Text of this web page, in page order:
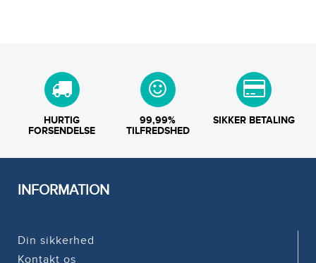
HURTIG
FORSENDELSE
99,99%
TILFREDSHED
SIKKER BETALING
INFORMATION
Din sikkerhed
Kontakt os